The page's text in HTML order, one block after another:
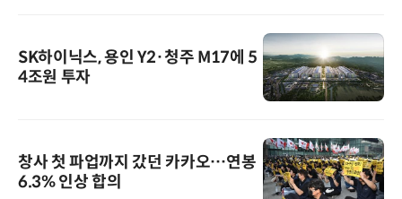
SK하이닉스, 용인 Y2·청주 M17에 5
4조원 투자
창사 첫 파업까지 갔던 카카오…연봉
6.3% 인상 합의